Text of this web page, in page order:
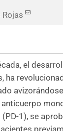
Rojas
el
ha
anticuerpo
1), se